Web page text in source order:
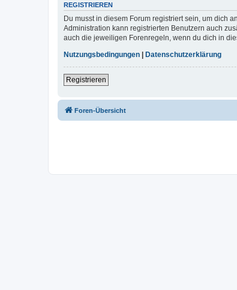
REGISTRIEREN
Du musst in diesem Forum registriert sein, um dich
Administration kann registrierten Benutzern auch
auch die jeweiligen Forenregeln, wenn du dich in
Nutzungsbedingungen
Datenschutzerklärung
Registrieren
Foren-Übersicht